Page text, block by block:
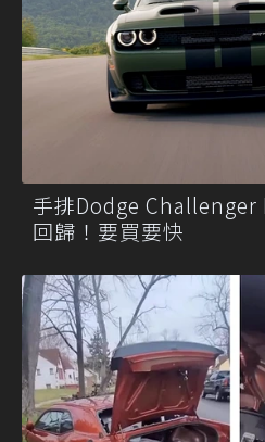
手排Dodge
回歸！要買要快